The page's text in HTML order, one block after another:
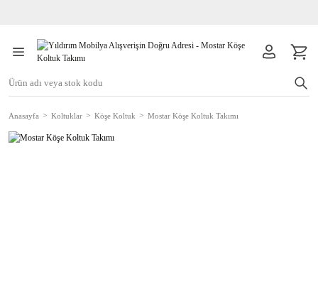
Anasayfa Koltuklar Köşe Koltuk Mostar Köşe Koltuk Takımı